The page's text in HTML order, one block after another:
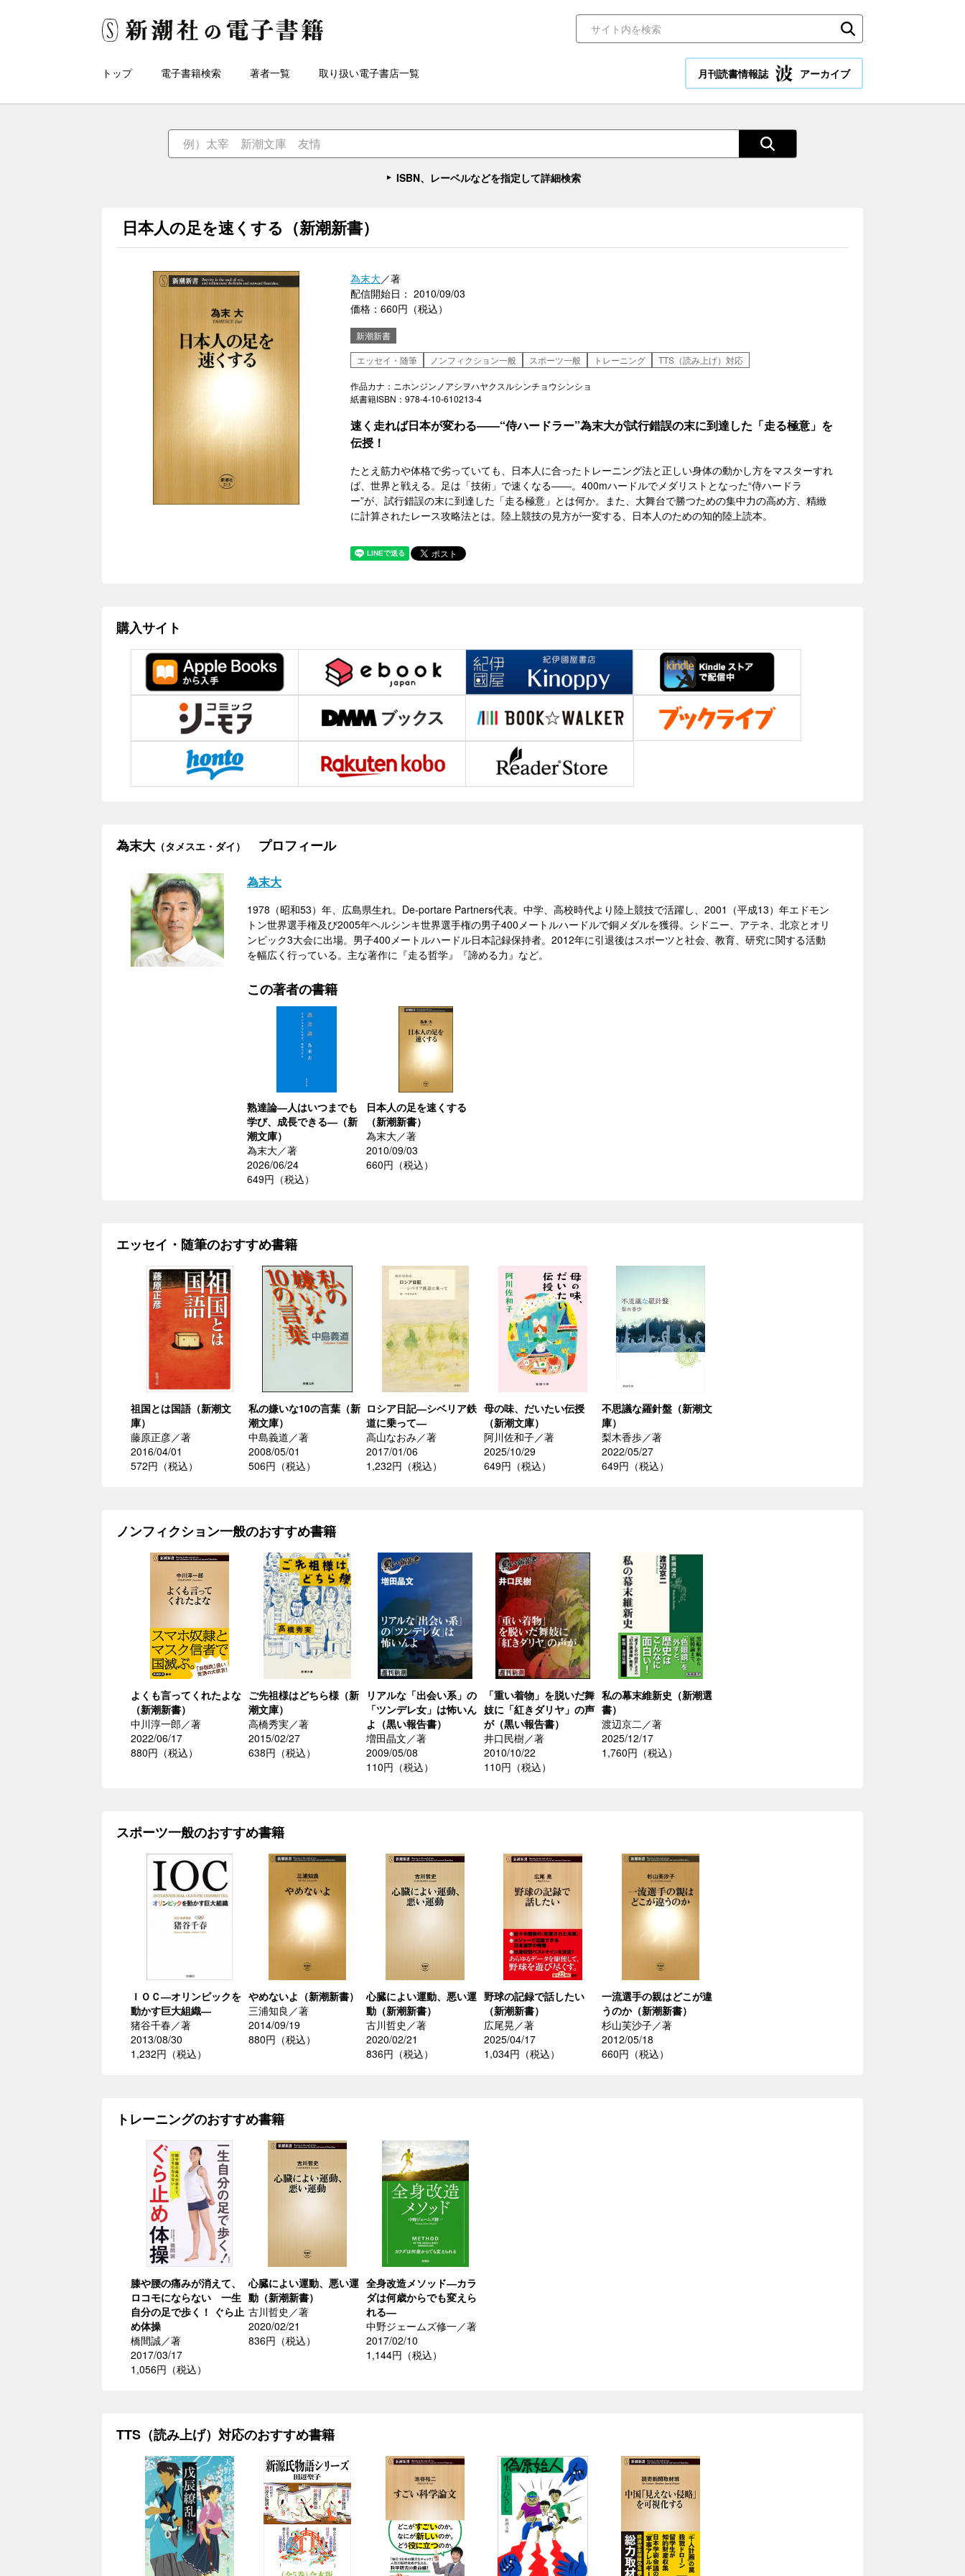
トップ 電子書籍検索 著者一覧 取り扱い電子書店一覧 月刊読書情報誌 アーカイブ
ISBN、レーベルなどを指定して詳細検索
日本人の足を速くする（新潮新書）
為末大／著
配信開始日： 2010/09/03
価格：660円（税込）
新潮新書
エッセイ・随筆
ノンフィクション一般 スポーツ一般 トレーニング TTS（読み上げ）対応
作品カナ：ニホンジンノアシヲハヤクスルシンチョウシンショ
紙書籍ISBN：978-4-10-610213-4
速く走れば日本が変わる――“侍ハードラー”為末大が試行錯誤の末に到達した「走る極意」を
伝授！
たとえ筋力や体格で劣っていても、日本人に合ったトレーニング法と正しい身体の動かし方をマスターすれ
ば、世界と戦える。足は「技術」で速くなる――。400mハードルでメダリストとなった“侍ハードラ
ー”が、試行錯誤の末に到達した「走る極意」とは何か。また、大舞台で勝つための集中力の高め方、精緻
に計算されたレース攻略法とは。陸上競技の見方が一変する、日本人のための知的陸上読本。
購入サイト
為末大 （タメスエ・ダイ） プロフィール
為末大
1978（昭和53）年、広島県生れ。De-portare Partners代表。中学、高校時代より陸上競技で活躍し、2001（平成13）年エドモン
トン世界選手権及び2005年ヘルシンキ世界選手権の男子400メートルハードルで銅メダルを獲得。シドニー、アテネ、北京とオリ
ンピック3大会に出場。男子400メートルハードル日本記録保持者。2012年に引退後はスポーツと社会、教育、研究に関する活動
を幅広く行っている。主な著作に『走る哲学』『諦める力』など。
この著者の書籍
熟達論―人はいつまでも
学び、成長できる―（新
潮文庫）
為末大／著
2026/06/24
649円（税込）
日本人の足を速くする
（新潮新書）
為末大／著
2010/09/03
660円（税込）
エッセイ・随筆のおすすめ書籍
祖国とは国語（新潮文
庫）
藤原正彦／著
2016/04/01
572円（税込）
私の嫌いな10の言葉（新
潮文庫）
中島義道／著
2008/05/01
506円（税込）
ロシア日記―シベリア鉄
道に乗って―
高山なおみ／著
2017/01/06
1,232円（税込）
母の味、だいたい伝授
（新潮文庫）
阿川佐和子／著
2025/10/29
649円（税込）
不思議な羅針盤（新潮文
庫）
梨木香歩／著
2022/05/27
649円（税込）
ノンフィクション一般のおすすめ書籍
よくも言ってくれたよな
（新潮新書）
中川淳一郎／著
2022/06/17
880円（税込）
ご先祖様はどちら様（新
潮文庫）
高橋秀実／著
2015/02/27
638円（税込）
リアルな「出会い系」の
「ツンデレ女」は怖いん
よ（黒い報告書）
増田晶文／著
2009/05/08
110円（税込）
「重い着物」を脱いだ舞
妓に「紅きダリヤ」の声
が（黒い報告書）
井口民樹／著
2010/10/22
110円（税込）
私の幕末維新史（新潮選
書）
渡辺京二／著
2025/12/17
1,760円（税込）
スポーツ一般のおすすめ書籍
ＩＯＣ―オリンピックを
動かす巨大組織―
猪谷千春／著
2013/08/30
1,232円（税込）
やめないよ（新潮新書）
三浦知良／著
2014/09/19
880円（税込）
心臓によい運動、悪い運
動（新潮新書）
古川哲史／著
2020/02/21
836円（税込）
野球の記録で話したい
（新潮新書）
広尾晃／著
2025/04/17
1,034円（税込）
一流選手の親はどこが違
うのか（新潮新書）
杉山芙沙子／著
2012/05/18
660円（税込）
トレーニングのおすすめ書籍
膝や腰の痛みが消えて、
ロコモにならない 一生
自分の足で歩く！ ぐら止
め体操
橋間誠／著
2017/03/17
1,056円（税込）
心臓によい運動、悪い運
動（新潮新書）
古川哲史／著
2020/02/21
836円（税込）
全身改造メソッド―カラ
ダは何歳からでも変えら
れる―
中野ジェームズ修一／著
2017/02/10
1,144円（税込）
TTS（読み上げ）対応のおすすめ書籍